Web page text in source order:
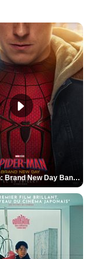
Spider-Man: Brand New Day Bande-annonce VO STFR